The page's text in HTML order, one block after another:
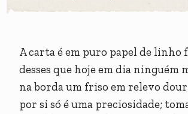
A carta é em puro papel de linho
desses que hoje em dia ninguém
na borda um friso em relevo
por si só é uma preciosidade;